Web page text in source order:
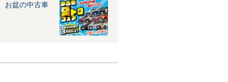
お盆の中古車